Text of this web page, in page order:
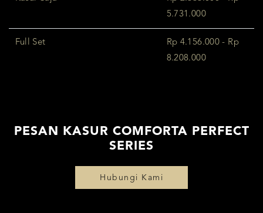
5.731.000
Full Set
Rp 4.156.000 - Rp
8.208.000
PESAN KASUR COMFORTA PERFECT
SERIES
Hubungi Kami